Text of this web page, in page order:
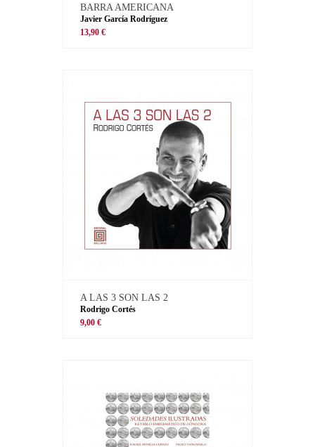
BARRA AMERICANA
Javier García Rodríguez
13,90 €
A LAS 3 SON LAS 2
Rodrigo Cortés
9,00 €